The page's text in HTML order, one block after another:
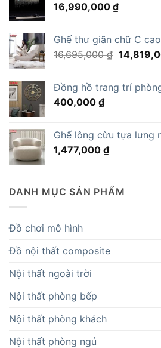
16,990,000 ₫
Ghế thư giãn chữ C
16,695,000₫ Giá
Đồng hồ trang trí
400,000 ₫
Ghế lông cừu tựa lưng
1,477,000 ₫
DANH MỤC SẢN PHẨM
Đồ chơi mô hình
Đồ nội thất composite
Nội thất ngoài trời
Nội thất phòng bếp
Nội thất phòng khách
Nội thất phòng ngủ